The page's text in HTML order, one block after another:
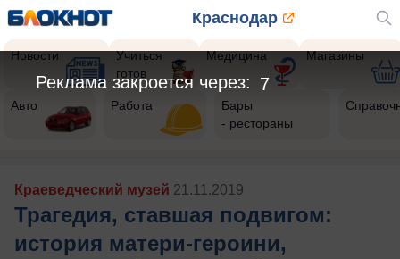
Краснодар
Новости
Учиться
готов
Медицина Магазины
Авто Работа
Бары
- рестораны
Краеведческий музей 21.11.2019
Трагедия, ставшая подвигом:
история матери-героини,
6
Реклама закроется через: